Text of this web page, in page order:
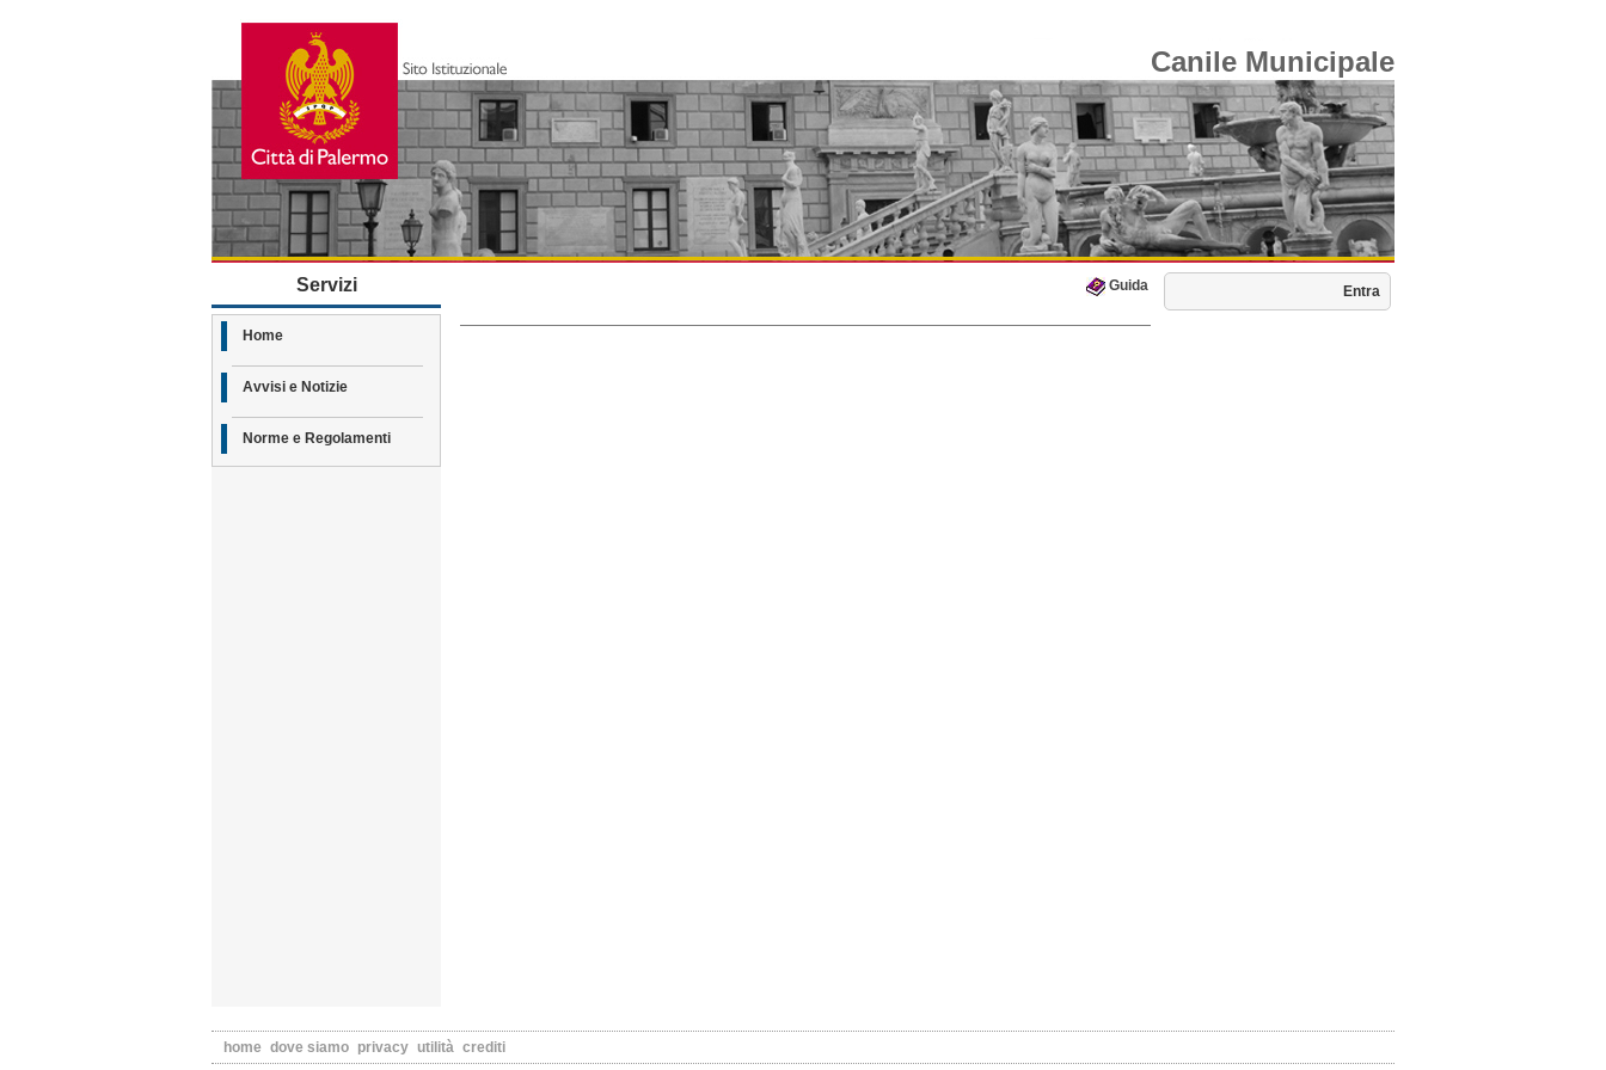
Canile Municipale
Servizi
Home
Avvisi e Notizie
Norme e Regolamenti
Guida Entra
home dove siamo privacy utilità crediti